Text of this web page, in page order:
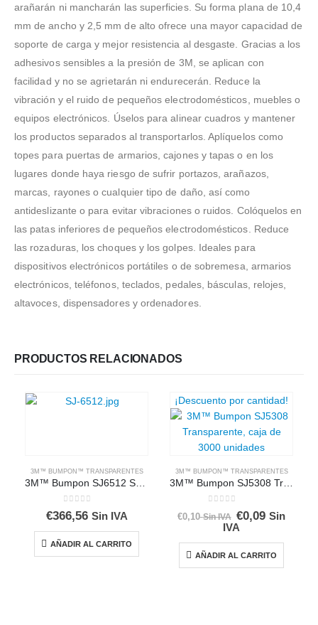
arañarán ni mancharán las superficies. Su forma plana de 10,4
mm de ancho y 2,5 mm de alto ofrece una mayor capacidad de
soporte de carga y mejor resistencia al desgaste. Gracias a los
adhesivos sensibles a la presión de 3M, se aplican con
facilidad y no se agrietarán ni endurecerán. Reduce la
vibración y el ruido de pequeños electrodomésticos, muebles o
equipos electrónicos. Úselos para alinear cuadros y mantener
los productos separados al transportarlos. Aplíquelos como
topes para puertas de armarios, cajones y tapas o en los
lugares donde haya riesgo de sufrir portazos, arañazos,
marcas, rayones o cualquier tipo de daño, así como
antideslizante o para evitar vibraciones o ruidos. Colóquelos en
las patas inferiores de pequeños electrodomésticos. Reduce
las rozaduras, los choques y los golpes. Ideales para
dispositivos electrónicos portátiles o de sobremesa, armarios
electrónicos, teléfonos, teclados, pedales, básculas, relojes,
altavoces, dispensadores y ordenadores.
PRODUCTOS RELACIONADOS
3M™ BUMPON™ TRANSPARENTES
0out of 5
€366,56 Sin IVA
AÑADIR AL CARRITO
¡Descuento por cantidad!
3M™ BUMPON™ TRANSPARENTES
out of 5
El
precio
era:
€0,10.
€0,10El
precio
actual
es:
€0,10.
Sin IVA €0,09 Sin
IVA
AÑADIR AL CARRITO